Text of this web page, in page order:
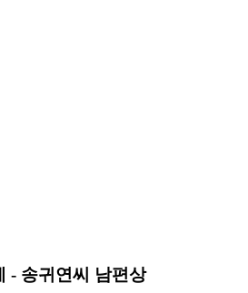
- 송귀연씨 남편상